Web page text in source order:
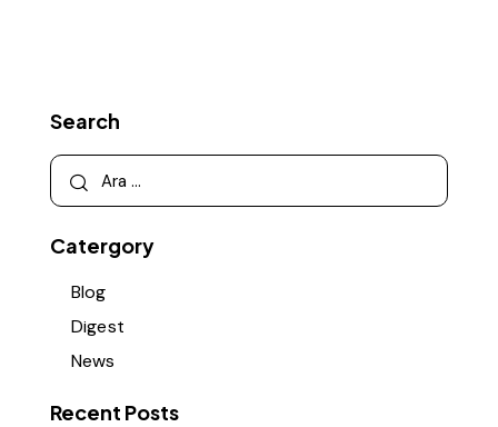
Search
Catergory
Blog
Digest
News
Recent Posts